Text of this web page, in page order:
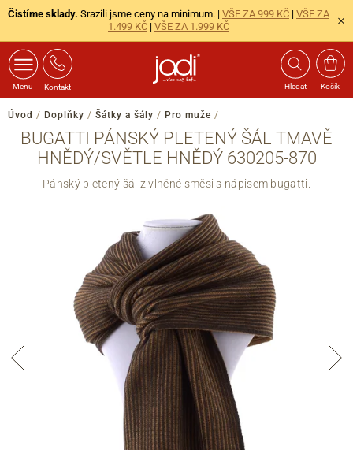
Čistíme sklady. Srazili jsme ceny na minimum. | VŠE ZA 999 KČ | VŠE ZA
1.499 KČ | VŠE ZA 1.999 KČ
Menu Kontakt Hledat Košík
Úvod / Doplňky / Šátky a šály / Pro muže /
BUGATTI PÁNSKÝ PLETENÝ ŠÁL TMAVĚ
HNĚDÝ/SVĚTLE HNĚDÝ 630205-870
Pánský pletený šál z vlněné směsi s nápisem bugatti.